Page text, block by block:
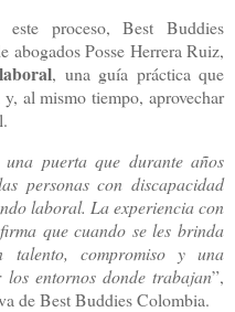
proceso, Best Buddies
abogados Posse Herrera Ruiz,
, una guía práctica que
al mismo tiempo, aprovechar
puerta que durante años
personas con discapacidad
laboral. La experiencia con
que cuando se les brinda
talento, compromiso y una
los entornos donde trabajan”,
de Best Buddies Colombia.